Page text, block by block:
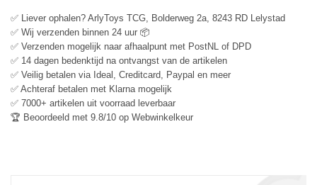
✅ Liever ophalen? ArlyToys TCG, Bolderweg 2a, 8243 RD Lelystad
✅ Wij verzenden binnen 24 uur 📦
✅ Verzenden mogelijk naar afhaalpunt met PostNL of DPD
✅ 14 dagen bedenktijd na ontvangst van de artikelen
✅ Veilig betalen via Ideal, Creditcard, Paypal en meer
✅ Achteraf betalen met Klarna mogelijk
✅ 7000+ artikelen uit voorraad leverbaar
🏆 Beoordeeld met 9.8/10 op Webwinkelkeur